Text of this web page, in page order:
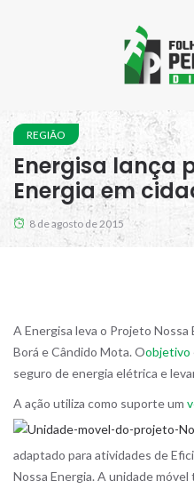
REGIÃO
Energisa lança
Energia em
8 de agosto de 2015
A Energisa leva o Projeto Nossa
Borá e Cândido Mota. Oobjetivo
seguro de energia elétrica e
A ação utiliza como suporte um
adaptado para atividades de
Nossa Energia. A unidade